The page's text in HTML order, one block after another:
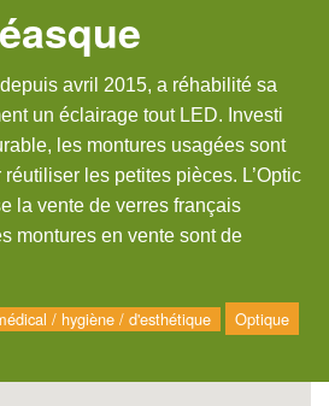
avril 2015, a réhabilité sa
un éclairage tout LED. Investi
les montures usagées sont
les petites pièces. L’Optic
la vente de verres français
montures en vente sont de
/ hygiène / d'esthétique Optique